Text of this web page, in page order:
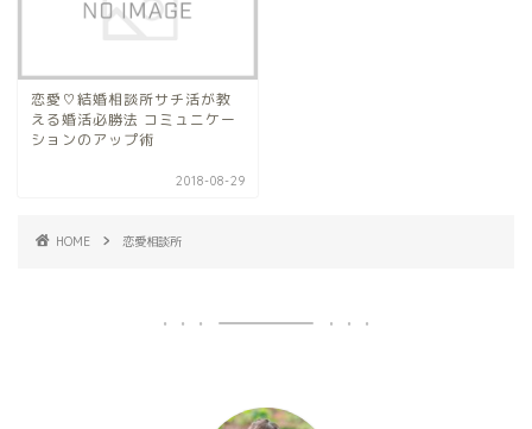
恋愛♡結婚相談所サチ活が教
える婚活必勝法 コミュニケー
ションのアップ術
2018-08-29
HOME 恋愛相談所